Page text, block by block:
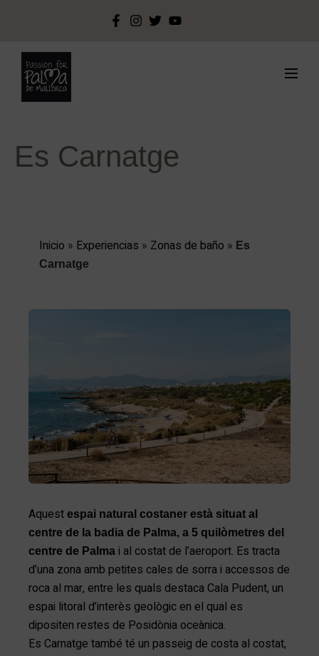
Es Carnatge
Inicio » Experiencias » Zonas de baño » Es
Carnatge
Aquest espai natural costaner està situat al
centre de la badia de Palma, a 5 quilòmetres del
centre de Palma i al costat de l’aeroport. Es tracta
d’una zona amb petites cales de sorra i accessos de
roca al mar, entre les quals destaca Cala Pudent, un
espai litoral d’interès geològic en el qual es
dipositen restes de Posidònia oceànica.
Es Carnatge també té un passeig de costa al costat,